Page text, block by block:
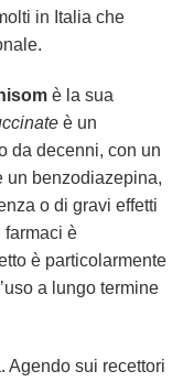
in Italia che
è la sua
è un
da decenni, con un
un benzodiazepina,
o di gravi effetti
farmaci è
è particolarmente
a lungo termine
Agendo sui recettori